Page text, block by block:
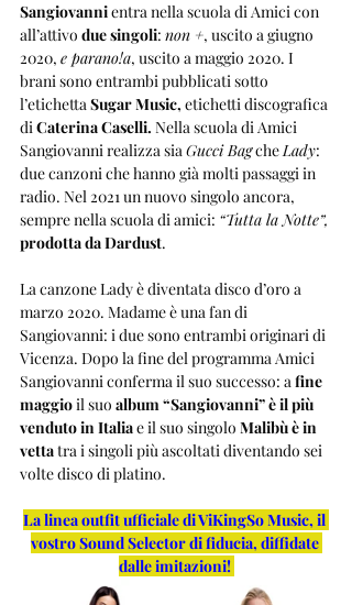
Sangiovanni entra nella scuola di Amici con
all’attivo due singoli: non +, uscito a giugno
2020, e parano!a, uscito a maggio 2020. I
brani sono entrambi pubblicati sotto
l’etichetta Sugar Music, etichetti discografica
di Caterina Caselli. Nella scuola di Amici
Sangiovanni realizza sia Gucci Bag che Lady:
due canzoni che hanno già molti passaggi in
radio. Nel 2021 un nuovo singolo ancora,
sempre nella scuola di amici: “Tutta la Notte”,
prodotta da Dardust.
La canzone Lady è diventata disco d’oro a
marzo 2020. Madame è una fan di
Sangiovanni: i due sono entrambi originari di
Vicenza. Dopo la fine del programma Amici
Sangiovanni conferma il suo successo: a fine
maggio il suo album “Sangiovanni” è il più
venduto in Italia e il suo singolo Malibù è in
vetta tra i singoli più ascoltati diventando sei
volte disco di platino.
La linea outfit ufficiale di ViKingSo Music, il
vostro Sound Selector di fiducia, diffidate
dalle imitazioni!